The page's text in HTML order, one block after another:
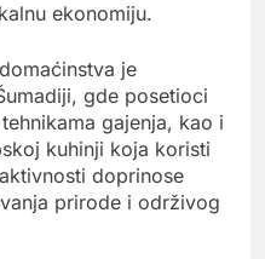
ekonomiju.
je
gde posetioci
gajenja, kao i
kuhinji koja koristi
doprinose
prirode i održivog